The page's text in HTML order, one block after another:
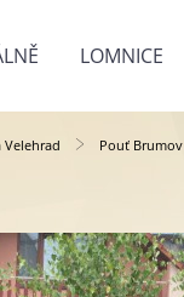
LOMNICE
Velehrad Pouť Brumov